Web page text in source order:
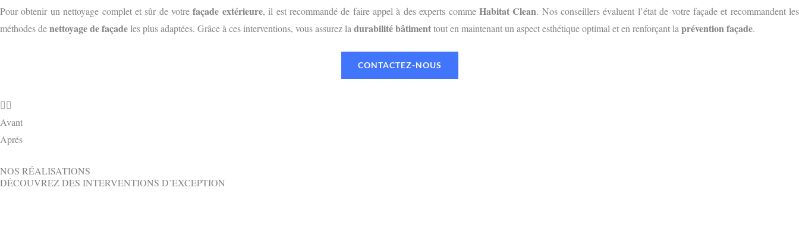
Pour obtenir un nettoyage complet et sûr de votrefaçade extérieure, il est recommandé de faire appel à des experts comme Habitat Clean. Nos conseillers évaluent l’état de votre façade et recommandent les
méthodes denettoyage de façadeles plus adaptées. Grâce à ces interventions, vous assurez la durabilité bâtimenttout en maintenant un aspect esthétique optimal et en renforçant la prévention façade.
CONTACTEZ-NOUS
Avant
Aprés
NOS RÉALISATIONS
DÉCOUVREZ DES INTERVENTIONS D’EXCEPTION